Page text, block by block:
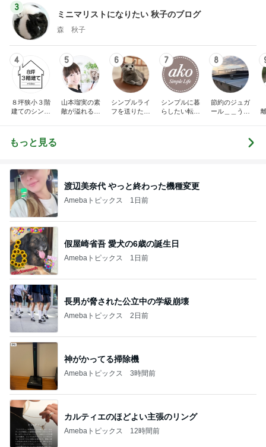
3
ミニマリストになりたい 秋子のブログ
森 秋子
4
８坪狭小３階
建てのシンプ
5
山本瑠実の素
敵が溢れる暮
6
シンプルライ
フを送りたい
7
シンプルに暮
らしたい転勤
8
節約のジュガ
ール＿＿うち
主婦の暮らし
もっと見る
渡辺美奈代 やっと終わった機種変更
Amebaトピックス 1日前
假屋崎省吾 愛犬の6歳の誕生日
Amebaトピックス 1日前
長男が脅された公立中の学級崩壊
Amebaトピックス 2日前
神がかってる掃除機
Amebaトピックス 3時間前
カルティエのほどよい主張のリング
Amebaトピックス 12時間前